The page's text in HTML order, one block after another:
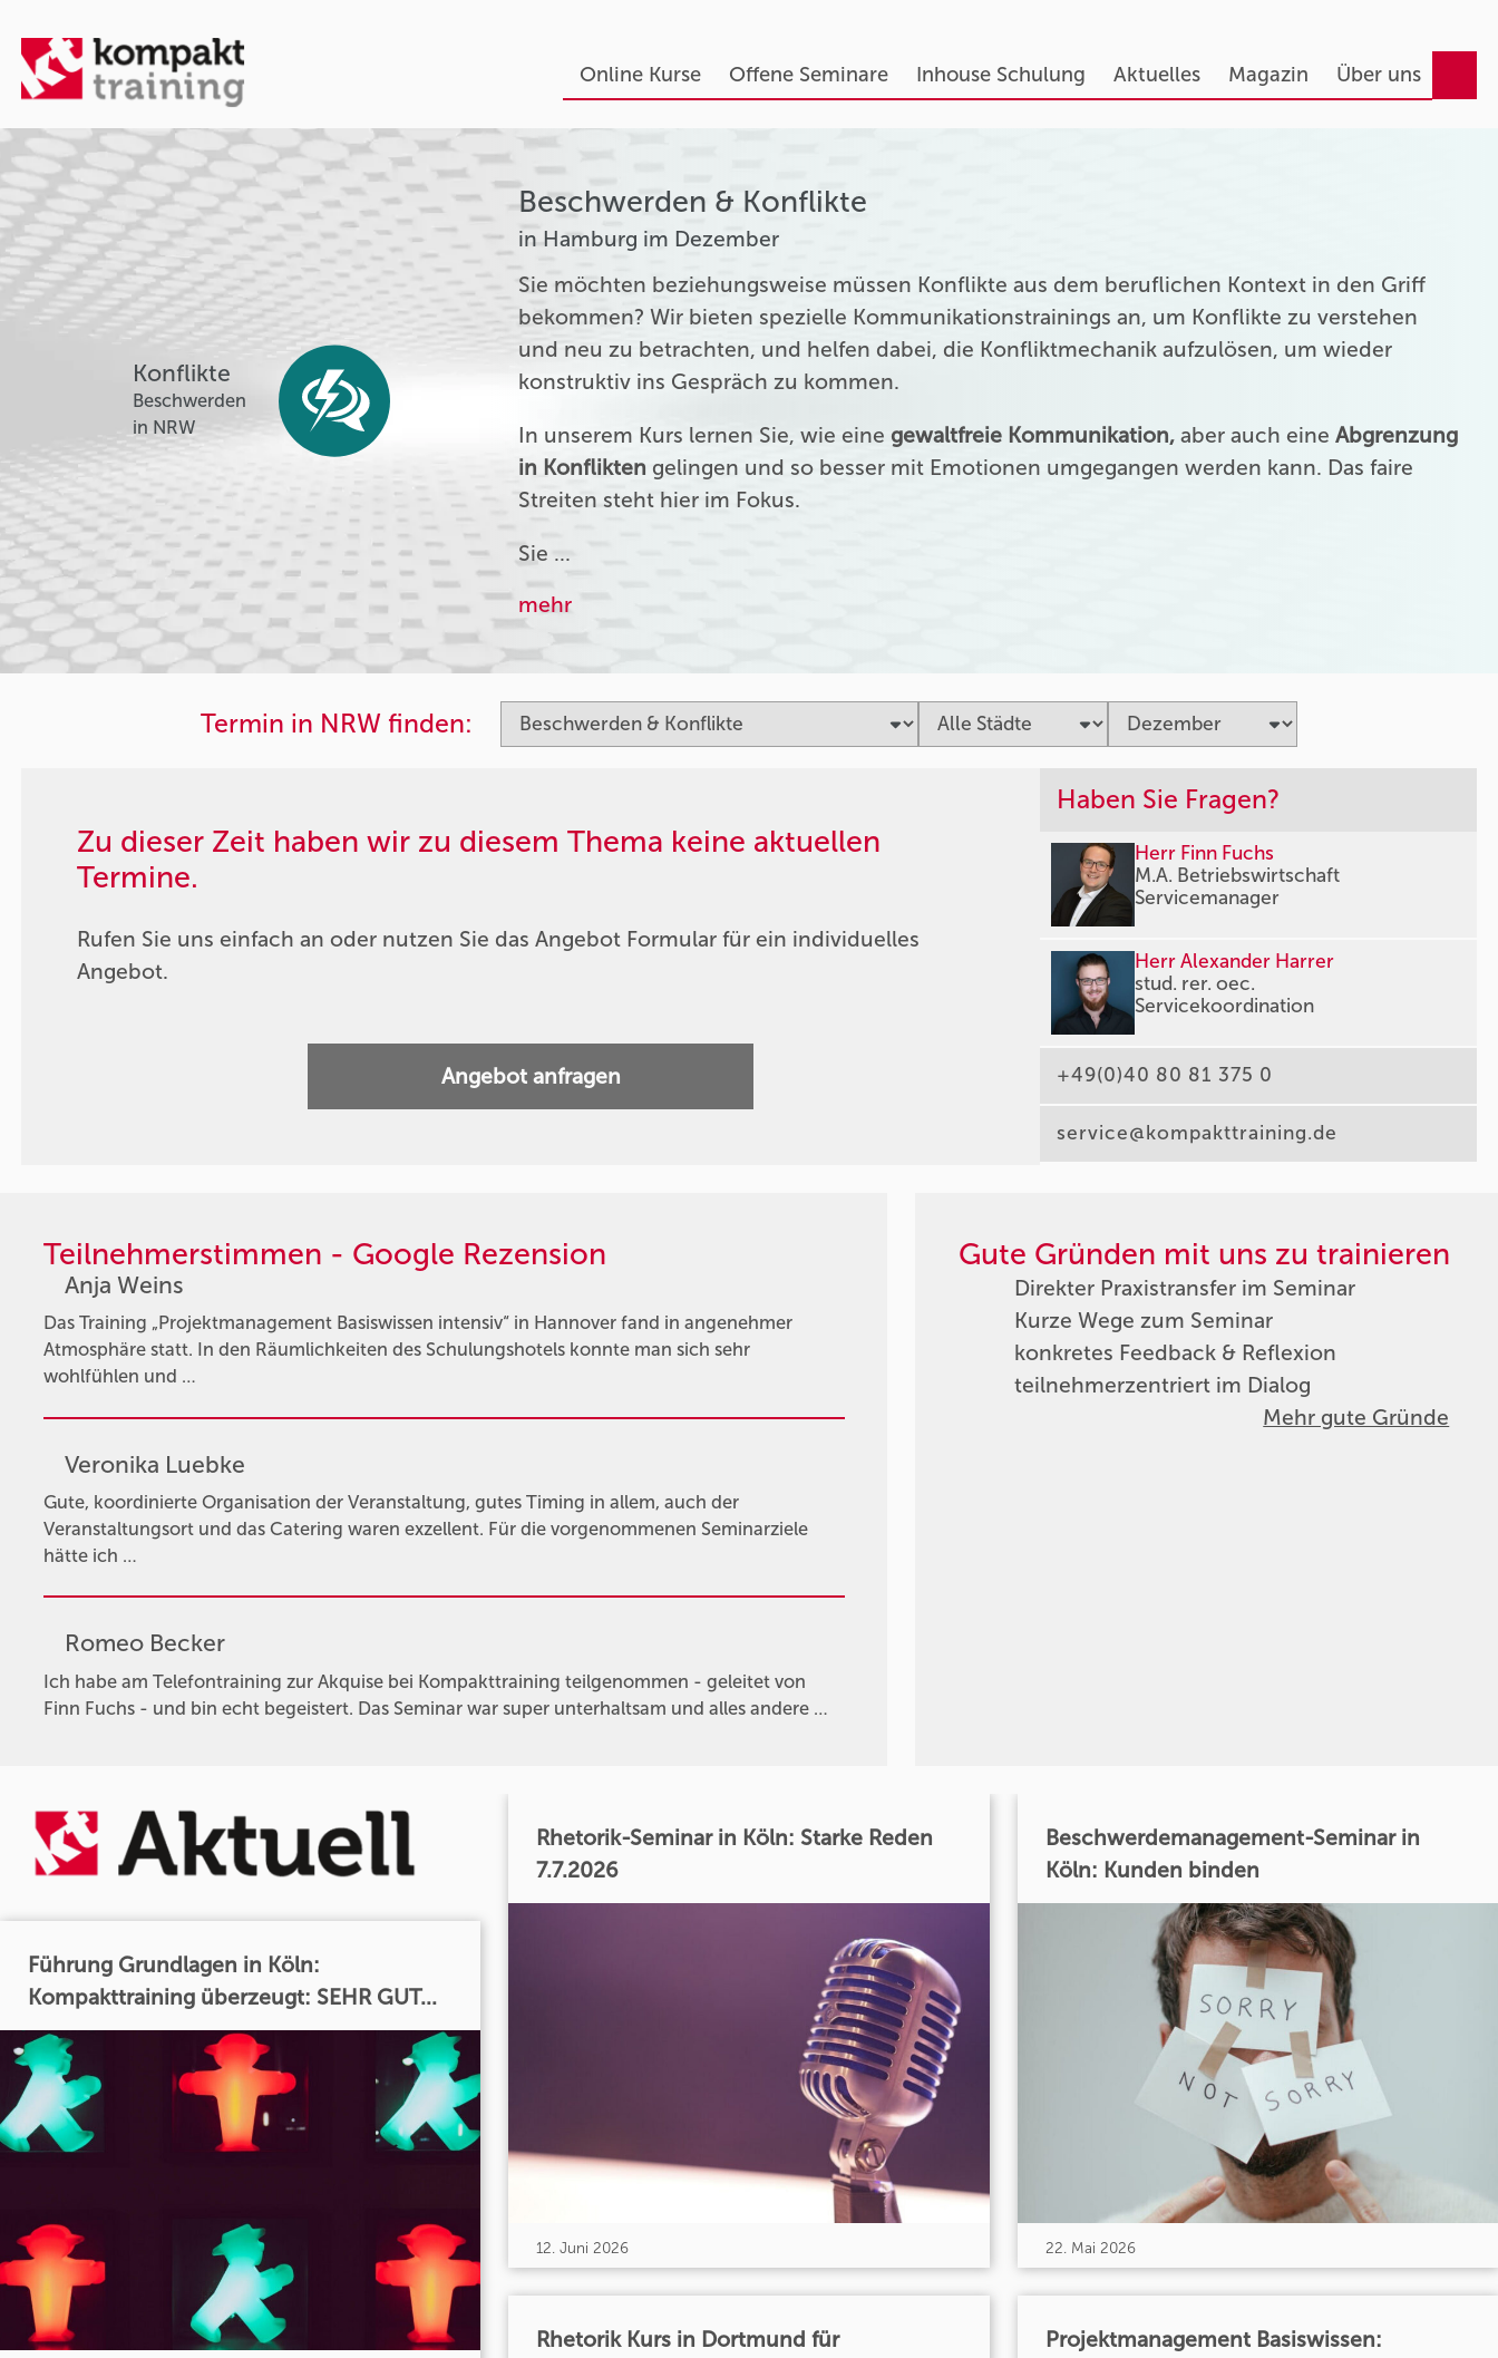
Online Kurse Offene Seminare Inhouse Schulung Aktuelles Magazin Über uns
Konflikte
Beschwerden
in NRW
Beschwerden & Konflikte
in Hamburg im Dezember
Sie möchten beziehungsweise müssen Konflikte aus dem beruflichen Kontext in den Griff
bekommen? Wir bieten spezielle Kommunikationstrainings an, um Konflikte zu verstehen
und neu zu betrachten, und helfen dabei, die Konfliktmechanik aufzulösen, um wieder
konstruktiv ins Gespräch zu kommen.
In unserem Kurs lernen Sie, wie einegewaltfreie Kommunikation, aber auch eineAbgrenzung
in Konflikten gelingen und so besser mit Emotionen umgegangen werden kann. Das faire
Streiten steht hier im Fokus.
Sie …
mehr
Termin in NRW finden:
Zu dieser Zeit haben wir zu diesem Thema keine aktuellen
Termine.
Rufen Sie uns einfach an oder nutzen Sie das Angebot Formular für ein individuelles
Angebot.
Angebot anfragen
Haben Sie Fragen?
Herr Finn Fuchs
M.A. Betriebswirtschaft
Servicemanager
Herr Alexander Harrer
stud. rer. oec.
Servicekoordination
+49(0)40 80 81 375 0
service@kompakttraining.de
Teilnehmerstimmen - Google Rezension
Anja Weins
Das Training „Projektmanagement Basiswissen intensiv“ in Hannover fand in angenehmer
Atmosphäre statt. In den Räumlichkeiten des Schulungshotels konnte man sich sehr
wohlfühlen und …
Veronika Luebke
Gute, koordinierte Organisation der Veranstaltung, gutes Timing in allem, auch der
Veranstaltungsort und das Catering waren exzellent. Für die vorgenommenen Seminarziele
hätte ich …
Romeo Becker
Ich habe am Telefontraining zur Akquise bei Kompakttraining teilgenommen - geleitet von
Finn Fuchs - und bin echt begeistert. Das Seminar war super unterhaltsam und alles andere …
Gute Gründen mit uns zu trainieren
Direkter Praxistransfer im Seminar
Kurze Wege zum Seminar
konkretes Feedback & Reflexion
teilnehmerzentriert im Dialog
Mehr gute Gründe
Führung Grundlagen in Köln:
Kompakttraining überzeugt: SEHR GUT...
Rhetorik-Seminar in Köln: Starke Reden
7.7.2026
12. Juni 2026
Rhetorik Kurs in Dortmund für
Beschwerdemanagement-Seminar in
Köln: Kunden binden
22. Mai 2026
Projektmanagement Basiswissen: